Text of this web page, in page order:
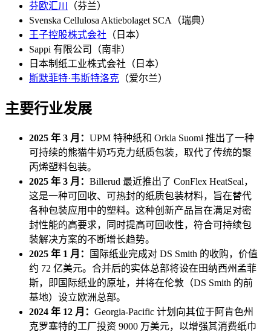
芬欧汇川
（芬兰）
Svenska Cellulosa Aktiebolaget SCA（瑞典）
王子控股株式会社 （日本）
Sappi 有限公司（南非）
日本制纸工业株式会社（日本）
斯默菲特·韦斯特洛克 （爱尔兰）
主要行业发展
2025 年 3 月： UPM 特种纸和 Orkla Suomi 推出了一种
可持续的熊猫牛奶巧克力纸质包装，取代了传统的聚
丙烯塑料包装。
2025 年 3 月： Billerud 最近推出了 ConFlex HeatSeal，
这是一种可回收、可热封的纸质包装材料，旨在替代
各种包装应用中的塑料。这种创新产品旨在满足对密
封性能的高要求，同时提高可回收性，符合可持续包
装解决方案的不断增长趋势。
2025 年 1 月：
国际纸业完成对 DS Smith 的收购，价值
约 72 亿美元。合并后的实体总部将设在田纳西州孟菲
斯，即国际纸业的原址，并将在伦敦（DS Smith 的前
基地）设立欧洲总部。
2024 年 12 月： Georgia-Pacific 计划向其位于阿肯色州
克罗塞特的工厂投资 9000 万美元，以增强其消费纸巾